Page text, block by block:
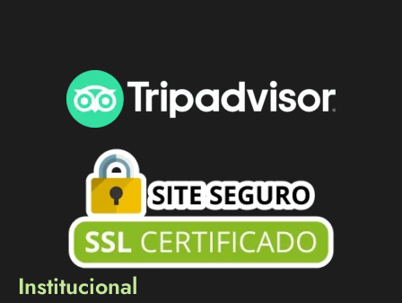
Institucional